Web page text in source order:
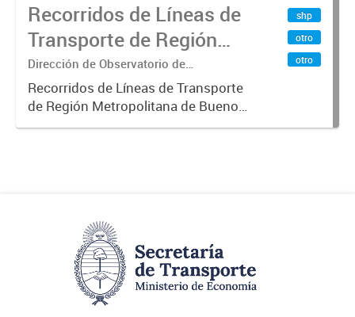
Recorridos de Líneas de
Transporte de Región
Metropolitana de
Buenos Aires (RMBA)
Dirección de Observatorio de
Transporte, Estudio y Sistemas
Recorridos de Líneas de Transporte
de Región Metropolitana de Buenos
Aires (RMBA).-
shp
otro
otro